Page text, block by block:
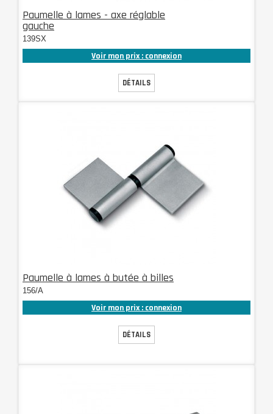
Paumelle à lames - axe réglable
gauche
139SX
Voir mon prix : connexion
DÉTAILS
Paumelle à lames à butée à billes
156/A
Voir mon prix : connexion
DÉTAILS